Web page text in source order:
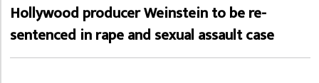
Hollywood producer Weinstein to be re-
sentenced in rape and sexual assault case